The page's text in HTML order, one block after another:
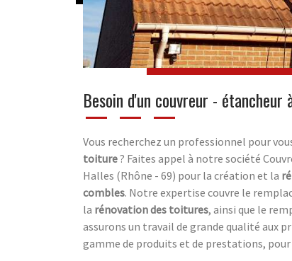
Besoin d'un couvreur -
Vous recherchez un professionnel pour
toiture? Faites appel à notre société
Halles (Rhône - 69) pour la création et la
combles. Notre expertise couvre le
la rénovation des toitures, ainsi que le
assurons un travail de grande qualité aux
gamme de produits et de prestations,